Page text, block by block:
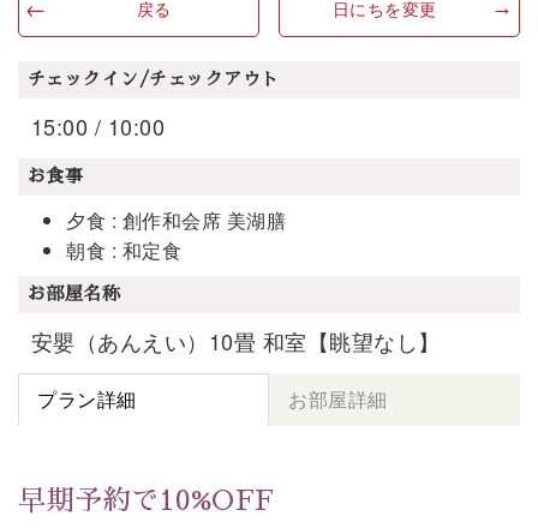
戻る 日にちを変更
チェックイン/チェックアウト
15:00 / 10:00
お食事
夕食 : 創作和会席 美湖膳
朝食 : 和定食
お部屋名称
安嬰（あんえい）10畳 和室【眺望なし】
プラン詳細 お部屋詳細
早期予約で10%OFF